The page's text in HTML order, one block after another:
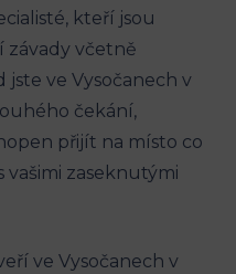
kteří jsou
závady včetně
ve Vysočanech v
čekání,
přijít na místo co
vašimi zaseknutými
ve Vysočanech v